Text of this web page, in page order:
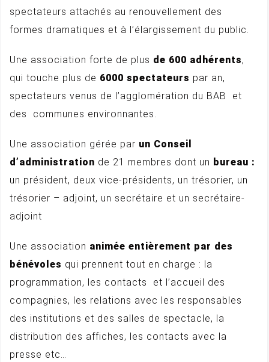
spectateurs attachés au renouvellement des
formes dramatiques et à l’élargissement du public.
Une association forte de plus de 600 adhérents,
qui touche plus de 6000 spectateurs par an,
spectateurs venus de l’agglomération du BAB et
des communes environnantes.
Une association gérée par un Conseil
d’administration de 21 membres dont un bureau :
un président, deux vice-présidents, un trésorier, un
trésorier – adjoint, un secrétaire et un secrétaire-
adjoint
Une association animée entièrement par des
bénévoles qui prennent tout en charge : la
programmation, les contacts et l’accueil des
compagnies, les relations avec les responsables
des institutions et des salles de spectacle, la
distribution des affiches, les contacts avec la
presse etc…